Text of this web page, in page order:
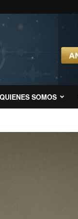
QUIENES SOMOS